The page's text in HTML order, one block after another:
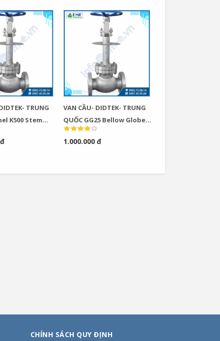
TRUNG
K500 Stem
Angel
VAN CẦU- DIDTEK- TRUNG
QUỐC GG25 Bellow Globe
Valve
1.000.000 đ
CHÍNH SÁCH QUY ĐỊNH